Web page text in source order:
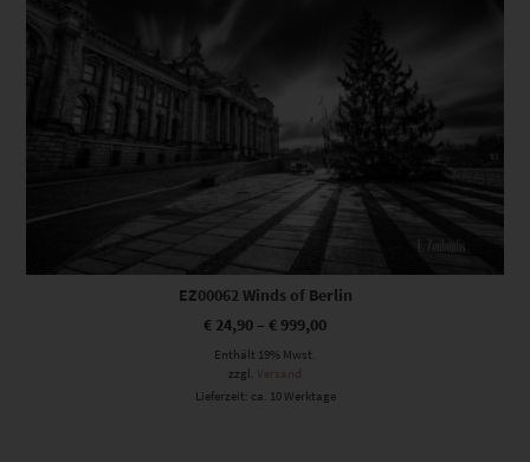
EZ00062 Winds of Berlin
€ 24,90 – € 999,00
Enthält 19% Mwst.
zzgl. Versand
Lieferzeit: ca. 10 Werktage